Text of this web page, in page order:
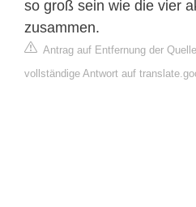
so groß sein wie die vier
zusammen.
Antrag auf Entfernung der Quelle
vollständige Antwort auf